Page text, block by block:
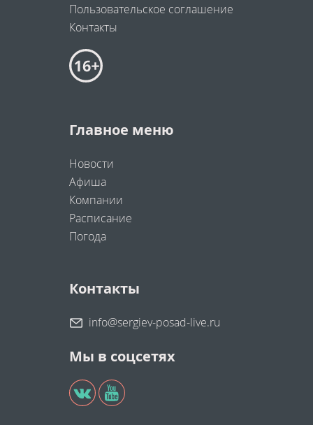
Пользовательское соглашение
Контакты
Главное меню
Новости
Афиша
Компании
Расписание
Погода
Контакты
info@sergiev-posad-live.ru
Мы в соцсетях